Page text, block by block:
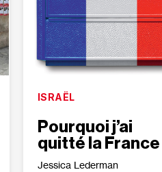
ISRAËL
Pourquoi j’ai
quitté la France
Jessica Lederman